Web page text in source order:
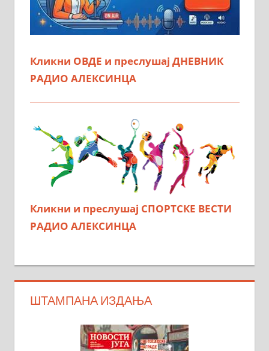
Кликни ОВДЕ и преслушај ДНЕВНИК
РАДИО АЛЕКСИНЦА
Кликни и преслушај СПОРТСКЕ ВЕСТИ
РАДИО АЛЕКСИНЦА
ШТАМПАНА ИЗДАЊА